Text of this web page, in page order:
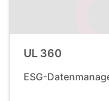
UL 360
ESG-